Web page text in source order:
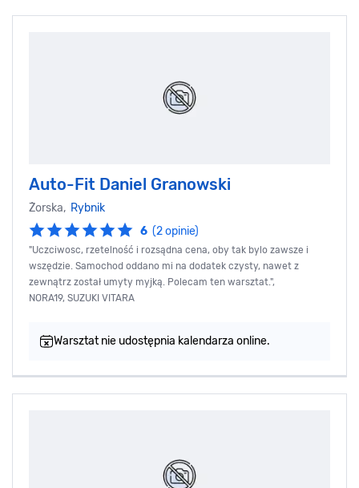
Auto-Fit Daniel Granowski
Żorska, Rybnik
6 (2 opinie)
"Uczciwosc, rzetelność i rozsądna cena, oby tak bylo zawsze i
wszędzie. Samochod oddano mi na dodatek czysty, nawet z
zewnątrz został umyty myjką. Polecam ten warsztat.",
NORA19, SUZUKI VITARA
Warsztat nie udostępnia kalendarza online.